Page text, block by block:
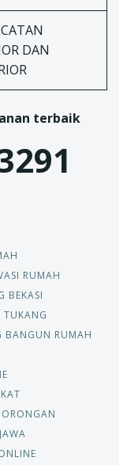
DAN
terbaik
RUMAH
BEKASI
TUKANG
BANGUN RUMAH